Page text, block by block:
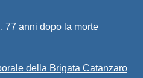
77 anni dopo la morte
della Brigata Catanzaro